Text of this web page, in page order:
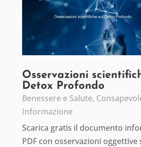
Osservazioni
Detox Profondo
Benessere e Salute,
Informazione
Scarica gratis il documento
PDF con osservazioni